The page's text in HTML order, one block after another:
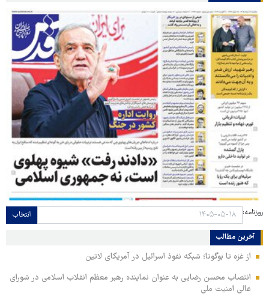
روزنامه: انتخاب
آخرین مطالب
از غزه تا بوگوتا؛ شبکه نفوذ اسرائیل در آمریکای لاتین
انتصاب محسن رضایی به عنوان نماینده رهبر معظم انقلاب اسلامی در شورای
عالی امنیت ملی